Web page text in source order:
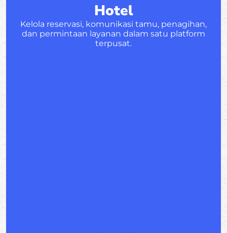
Hotel
Kelola reservasi, komunikasi tamu, penagihan,
dan permintaan layanan dalam satu platform
terpusat.